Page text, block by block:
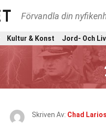
Förvandla din
Kultur & Konst Jord- Och
Skriven Av: Chad Larios